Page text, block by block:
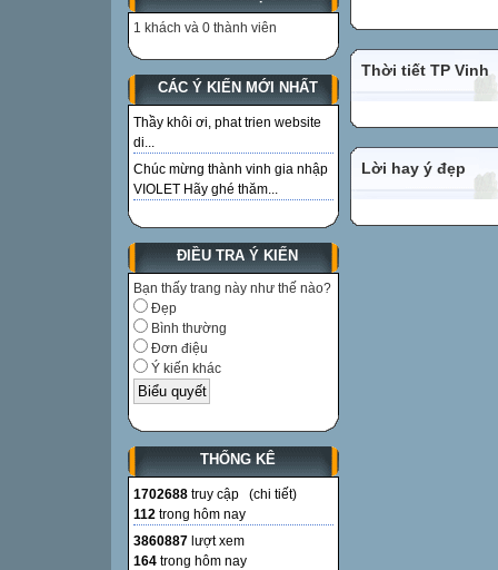
1 khách và 0 thành viên
CÁC Ý KIẾN MỚI NHẤT
Thầy khôi ơi, phat trien website
di...
Chúc mừng thành vinh gia nhập
VIOLET Hãy ghé thăm...
ĐIỀU TRA Ý KIẾN
Bạn thấy trang này như thế nào?
Đẹp
Bình thường
Đơn điệu
Ý kiến khác
THỐNG KÊ
1702688 truy cập (chi tiết)
112 trong hôm nay
3860887 lượt xem
164 trong hôm nay
Thời tiết TP Vinh
Lời hay ý đẹp